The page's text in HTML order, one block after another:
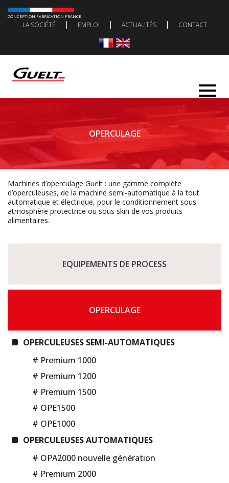
CONCEPTION FABRICATION FRANCE
LA SOCIÉTÉ | EMPLOI | ACTUALITÉS | CONTACT
OPERCULAGE
Machines d’operculage Guelt : une gamme complète
d’operculeuses, de la machine semi-automatique à la tout
automatique et électrique, pour le conditionnement sous
atmosphère protectrice ou sous skin de vos produits
alimentaires.
EQUIPEMENTS DE PROCESS
OPERCULAGE
OPERCULEUSES SEMI-AUTOMATIQUES
# Premium 1000
# Premium 1200
# Premium 1500
# OPE1500
# OPE1000
OPERCULEUSES AUTOMATIQUES
# OPA2000 nouvelle génération
# Premium 2000